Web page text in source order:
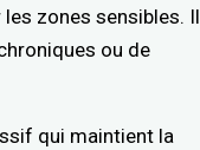
zones sensibles. Il
ou de
qui maintient la